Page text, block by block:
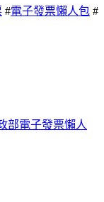
#電子發票懶人包 #
部電子發票懶人